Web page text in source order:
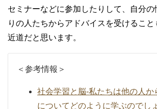
セミナーなどに参加したりして、自分の
りの人たちからアドバイスを受けるこ
近道だと思います。
＜参考情報＞
社会学習と脳-私たちは他の人か
についてどのように学ぶのでし